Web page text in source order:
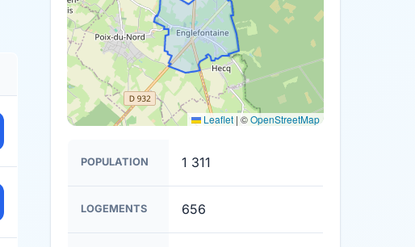
Leaflet | ©OpenStreetMap
POPULATION 1 311
LOGEMENTS 656